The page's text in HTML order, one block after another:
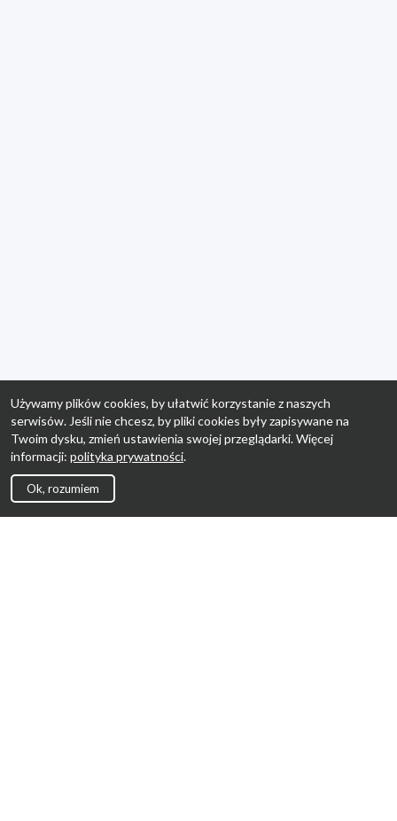
Używamy plików cookies, by ułatwić korzystanie z naszych
serwisów. Jeśli nie chcesz, by pliki cookies były zapisywane na
Twoim dysku, zmień ustawienia swojej przeglądarki. Więcej
informacji: polityka prywatności.
Ok, rozumiem